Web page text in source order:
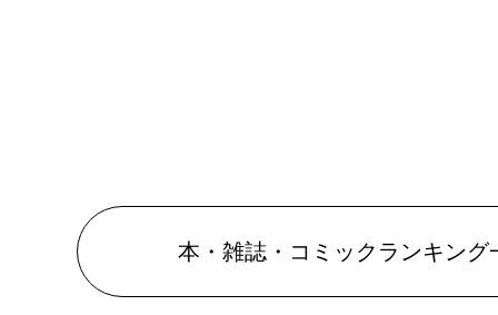
本・雑誌・コミックランキング